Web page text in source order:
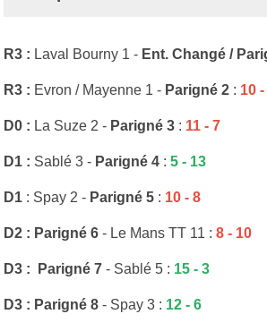
R3 : Laval Bourny 1 - Ent. Changé /
R3 : Evron / Mayenne 1 - Parigné 2 : 10 -
D0 : La Suze 2 - Parigné 3 : 11 - 7
D1 : Sablé 3 - Parigné 4 : 5 - 13
D1 : Spay 2 - Parigné 5 : 10 - 8
D2 : Parigné 6 - Le Mans TT 11 : 8 - 10
D3 : Parigné 7 - Sablé 5 : 15 - 3
D3 : Parigné 8 - Spay 3 : 12 - 6